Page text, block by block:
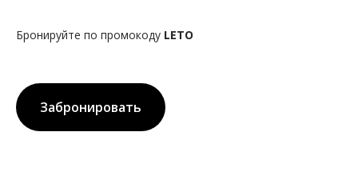
Бронируйте по промокоду LETO
Забронировать